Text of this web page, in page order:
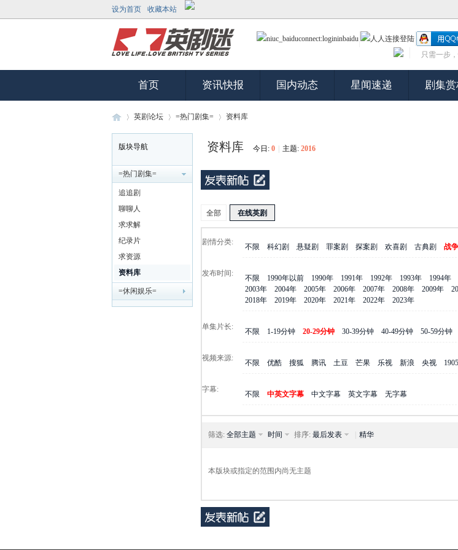
设为首页 收藏本站
只需一步
首页 资讯快报 国内动态 星闻速递 剧集
剧
»
英剧论坛 =热门剧集=
›
资料库
版块导航
=热门剧集=
追追剧
聊聊人
求求解
纪录片
求资源
资料库
=休闲娱乐=
资料库 今日: 0 主题: 2016
全部 在线英剧
剧情分类:
不限 科幻剧 悬疑剧 罪案剧 探案剧 欢喜剧 古典剧 战
发布时间:
不限 1990年以前 1990年 1991年 1992年 1993年 1994年
2003年
2004年 2005年 2006年 2007年 2008年 2009年
2018年
2019年 2020年 2021年 2022年 2023年
单集片长:
不限 1-19分钟 20-29分钟 30-39分钟 40-49分钟 50-59分钟
视频来源:
不限 优酷 搜狐 腾讯 土豆 芒果 乐视 新浪 央视 1905
字幕:
不限 中英文字幕 中文字幕 英文字幕 无字幕
筛选: 全部主题 时间 排序: 最后发表 精华
本版块或指定的范围内尚无主题